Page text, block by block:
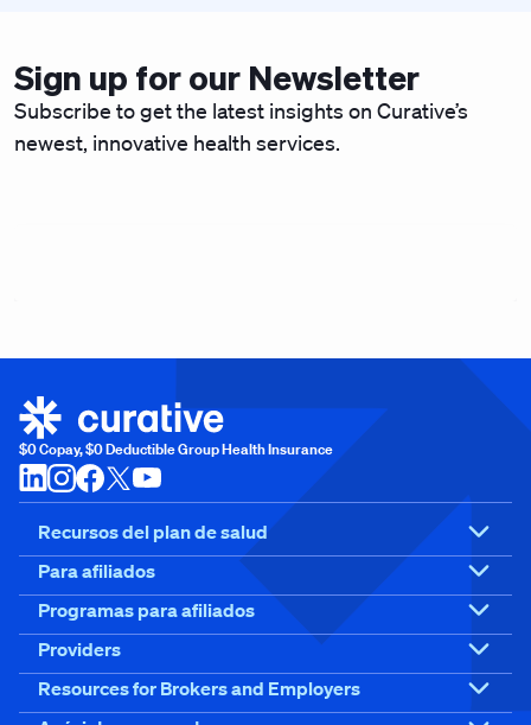
Sign up for our Newsletter
Subscribe to get the latest insights on Curative’s
newest, innovative health services.
$0 Copay, $0 Deductible Group Health Insurance
Recursos del plan de salud
Para afiliados
Programas para afiliados
Providers
Resources for Brokers and Employers